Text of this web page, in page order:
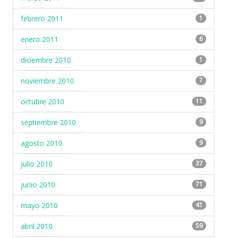
febrero 2011 1
enero 2011 6
diciembre 2010 1
noviembre 2010 7
octubre 2010 11
septiembre 2010 9
agosto 2010 9
julio 2010 37
junio 2010 71
mayo 2010 41
abril 2010 59